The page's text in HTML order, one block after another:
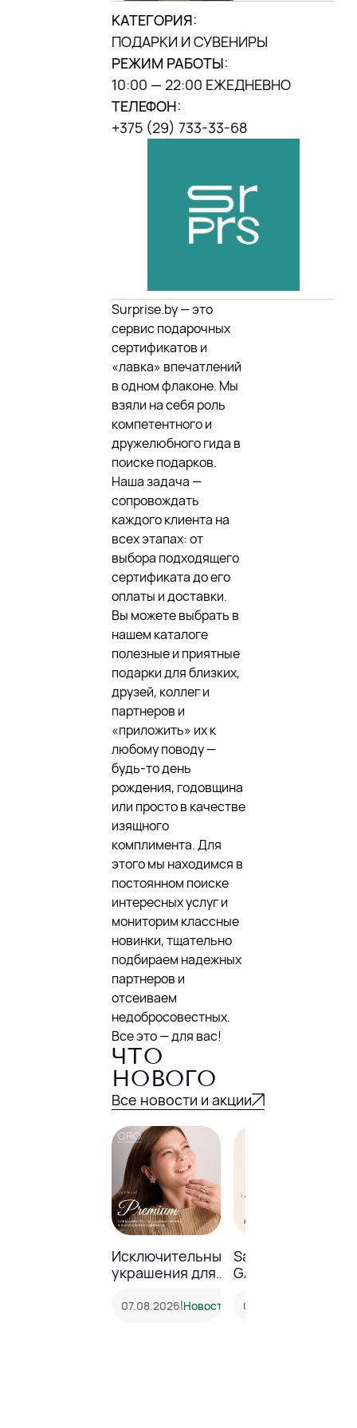
МЫ В INSTAGRAM
DANA MALL, 2025
КАТЕГОРИЯ:
ПОДАРКИ И СУВЕНИРЫ
РЕЖИМ РАБОТЫ:
10:00 — 22:00 ЕЖЕДНЕВНО
ТЕЛЕФОН:
+375 (29) 733-33-68
Surprise.by — это
сервис подарочных
сертификатов и
«лавка» впечатлений
в одном флаконе. Мы
взяли на себя роль
компетентного и
дружелюбного гида в
поиске подарков.
Наша задача —
сопровождать
каждого клиента на
всех этапах: от
выбора подходящего
сертификата до его
оплаты и доставки.
Вы можете выбрать в
нашем каталоге
полезные и приятные
подарки для близких,
друзей, коллег и
партнеров и
«приложить» их к
любому поводу —
будь-то день
рождения, годовщина
или просто в качестве
изящного
комплимента. Для
этого мы находимся в
постоянном поиске
интересных услуг и
мониторим классные
новинки, тщательно
подбираем надежных
партнеров и
отсеиваем
недобросовестных.
Все это — для вас!
ЧТО
НОВОГО
Все новости и акции
Исключительные
украшения для
моментов
07.08.2026|Новость
Sale до -23% в
GALANTEYA!
05.08.2026